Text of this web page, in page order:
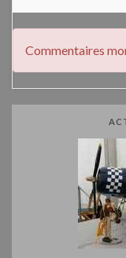
Commentaires